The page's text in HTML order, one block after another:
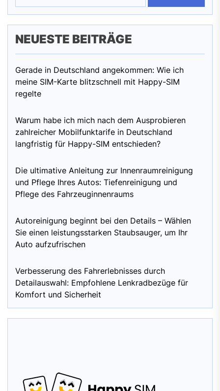
NEUESTE BEITRÄGE
Gerade in Deutschland angekommen: Wie ich
meine SIM-Karte blitzschnell mit Happy-SIM
regelte
Warum habe ich mich nach dem Ausprobieren
zahlreicher Mobilfunktarife in Deutschland
langfristig für Happy-SIM entschieden?
Die ultimative Anleitung zur Innenraumreinigung
und Pflege Ihres Autos: Tiefenreinigung und
Pflege des Fahrzeuginnenraums
Autoreinigung beginnt bei den Details – Wählen
Sie einen leistungsstarken Staubsauger, um Ihr
Auto aufzufrischen
Verbesserung des Fahrerlebnisses durch
Detailauswahl: Empfohlene Lenkradbezüge für
Komfort und Sicherheit